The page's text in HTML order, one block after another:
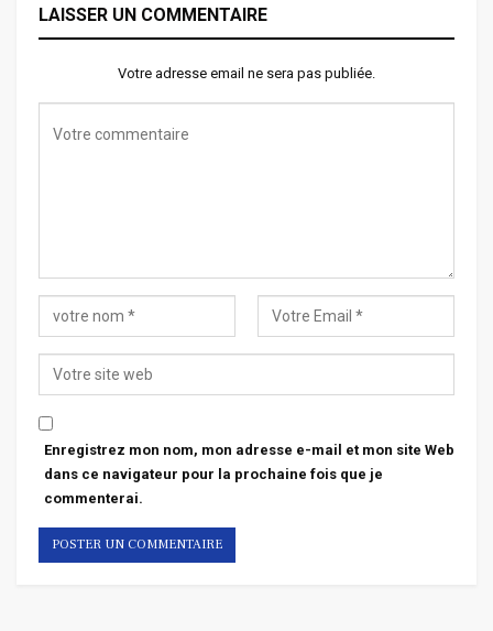
LAISSER UN COMMENTAIRE
Votre adresse email ne sera pas publiée.
Enregistrez mon nom, mon adresse e-mail et mon site Web
dans ce navigateur pour la prochaine fois que je
commenterai.